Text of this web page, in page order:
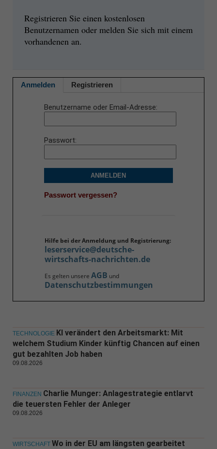
Registrieren Sie einen kostenlosen
Benutzernamen oder melden Sie sich mit einem
vorhandenen an.
Anmelden Registrieren
Benutzername oder Email-Adresse
Passwort
ANMELDEN
Passwort vergessen?
Hilfe bei der Anmeldung und Registrierung:
leserservice@deutsche-
wirtschafts-nachrichten.de
Es gelten unsere AGB und
Datenschutzbestimmungen
TECHNOLOGIE KI verändert den Arbeitsmarkt: Mit
welchem Studium Kinder künftig Chancen auf einen
gut bezahlten Job haben
09.08.2026
FINANZEN Charlie Munger: Anlagestrategie entlarvt
die teuersten Fehler der Anleger
09.08.2026
WIRTSCHAFT Wo in der EU am längsten gearbeitet